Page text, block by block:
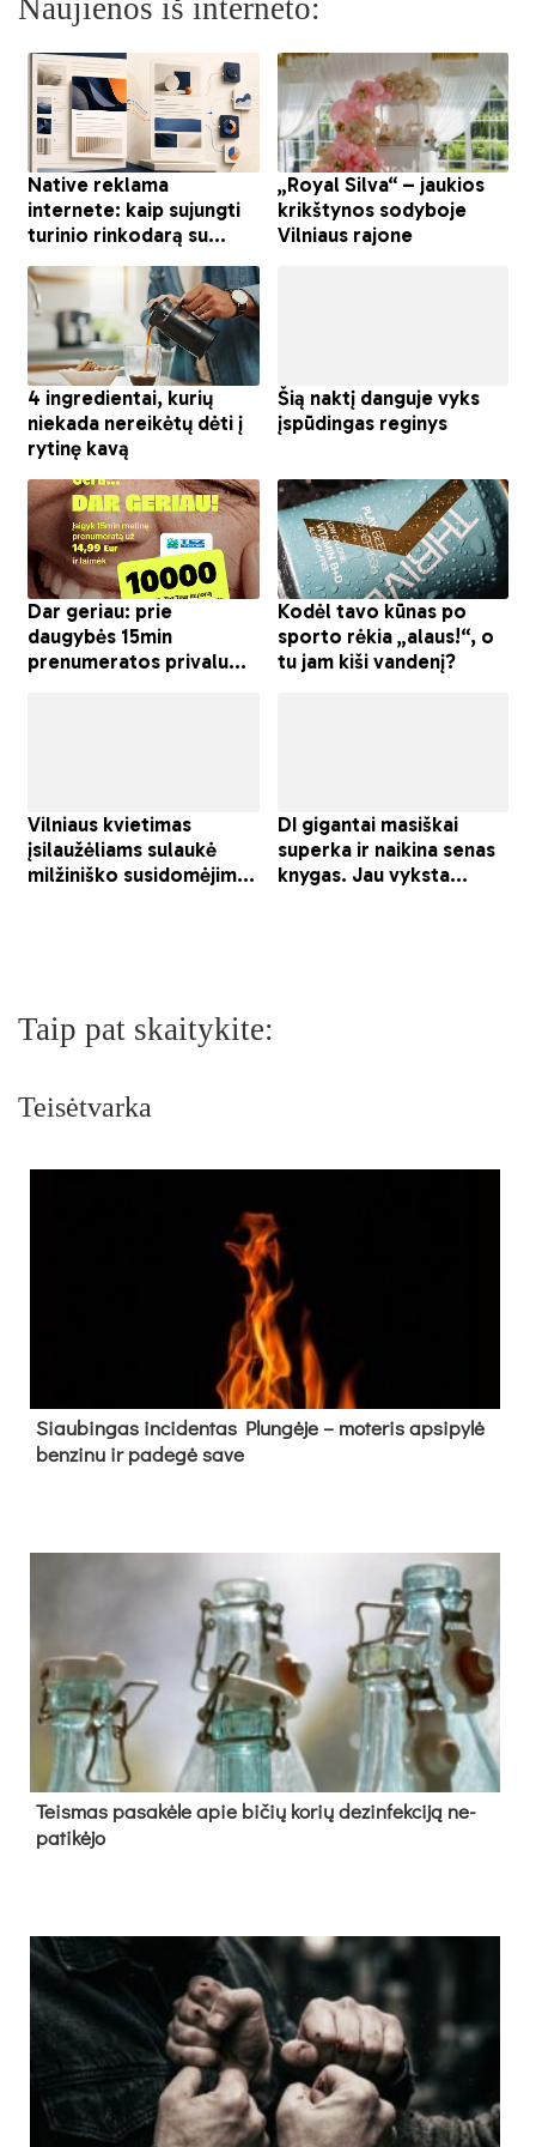
Naujienos iš interneto:
Taip pat skaitykite:
Teisėtvarka
Siau­bin­gas in­ci­den­tas Plun­gė­je – mo­te­ris ap­si­py­lė
ben­zi­nu ir pa­de­gė sa­ve
Teis­mas pa­sa­kė­le apie bi­čių ko­rių de­zin­fek­ci­ją ne­
pa­ti­kė­jo